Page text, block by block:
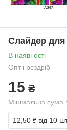
Слайдер для
В наявності
Опт і роздріб
15 ₴
Мінімальна сума
12,50 ₴ від 10